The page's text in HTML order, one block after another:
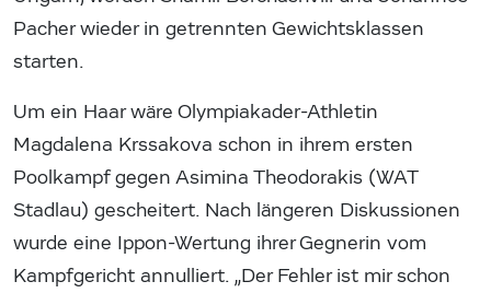
Pacher wieder in getrennten Gewichtsklassen
starten.
Um ein Haar wäre Olympiakader-Athletin
Magdalena Krssakova schon in ihrem ersten
Poolkampf gegen Asimina Theodorakis (WAT
Stadlau) gescheitert. Nach längeren Diskussionen
wurde eine Ippon-Wertung ihrer Gegnerin vom
Kampfgericht annulliert. „Der Fehler ist mir schon